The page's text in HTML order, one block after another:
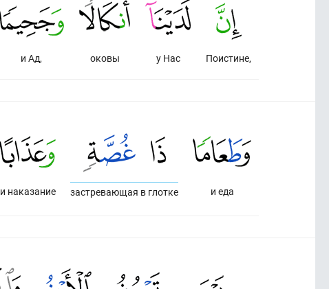
Поистине,
у Нас
оковы
и Ад,
и еда
застревающая в глотке
и наказание